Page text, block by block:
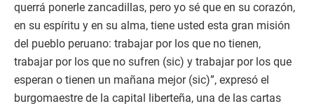
querrá ponerle zancadillas, pero yo sé que en su corazón,
en su espíritu y en su alma, tiene usted esta gran misión
del pueblo peruano: trabajar por los que no tienen,
trabajar por los que no sufren (sic) y trabajar por los que
esperan o tienen un mañana mejor (sic)”, expresó el
burgomaestre de la capital liberteña, una de las cartas